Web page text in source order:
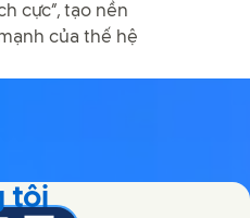
cực”, tạo nền
của thế hệ
tôi